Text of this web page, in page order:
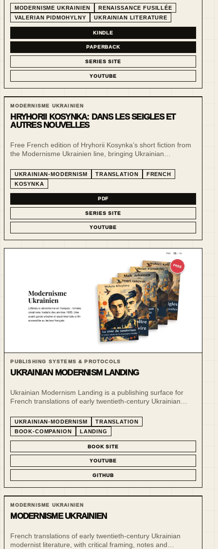
conquérir la ville.
MODERNISME UKRAINIEN
RENAISSANCE FUSILLÉE
VALERIAN PIDMOHYLNY
UKRAINIAN LITERATURE
KINDLE
PAPERBACK
SERIES SITE
YOUTUBE
MODERNISME UKRAINIEN
HRYHORII KOSYNKA: DANS LES SEIGLES ET
AUTRES NOUVELLES
Free French edition of Hryhorii Kosynka’s short fiction from
the Modernisme Ukrainien line, bringing Ukrainian
UKRAINIAN-MODERNISM TRANSLATION
FRENCH
KOSYNKA
PDF
SERIES SITE
YOUTUBE
PUBLISHING SYSTEMS & PROTOCOLS
UKRAINIAN MODERNISM LANDING
Ukrainian Modernism Landing is a publishing surface for
French translations of early twentieth-century Ukrainian
UKRAINIAN-MODERNISM
TRANSLATION
BOOK-COMPANION
LANDING
BOOK SITE
YOUTUBE
GITHUB
MODERNISME UKRAINIEN
MODERNISME UKRAINIEN
French translations of early twentieth-century Ukrainian
modernist literature, with critical framing, notes and